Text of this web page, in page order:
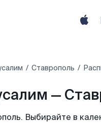
Ставрополь
—
Выбирайте в